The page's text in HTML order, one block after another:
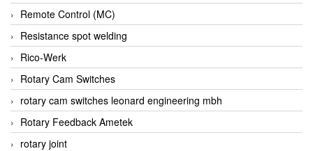
Bloom Engineering
Boneng
Bopp & Reuther Messtechnik
Bosch
Boydcorp
BRAUN Vietnam
Brinkmann Pumpen
Remote Control (MC)
Resistance spot welding
Rico-Werk
Rotary Cam Switches
rotary cam switches leonard engineering mbh
Rotary Feedback Ametek
rotary joint